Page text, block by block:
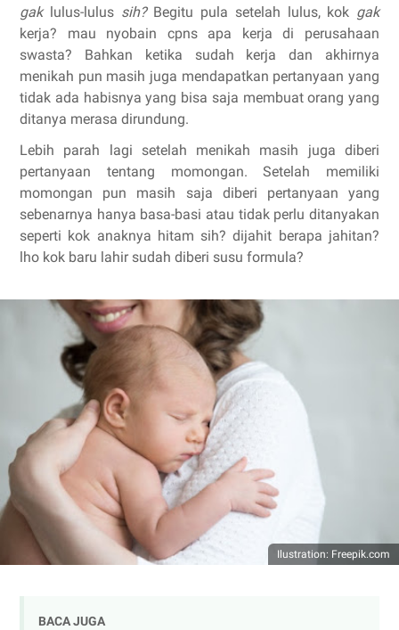
gak lulus-lulus sih? Begitu pula setelah lulus, kok gak
kerja? mau nyobain cpns apa kerja di perusahaan
swasta? Bahkan ketika sudah kerja dan akhirnya
menikah pun masih juga mendapatkan pertanyaan yang
tidak ada habisnya yang bisa saja membuat orang yang
ditanya merasa dirundung.
Lebih parah lagi setelah menikah masih juga diberi
pertanyaan tentang momongan. Setelah memiliki
momongan pun masih saja diberi pertanyaan yang
sebenarnya hanya basa-basi atau tidak perlu ditanyakan
seperti kok anaknya hitam sih? dijahit berapa jahitan?
lho kok baru lahir sudah diberi susu formula?
Ilustration: Freepik.com
BACA JUGA